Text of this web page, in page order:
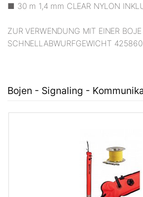
■ 30 m 1,4 mm CLEAR NYLON
ZUR VERWENDUNG MIT EINER
SCHNELLABWURFGEWICHT 425860
Bojen - Signaling -